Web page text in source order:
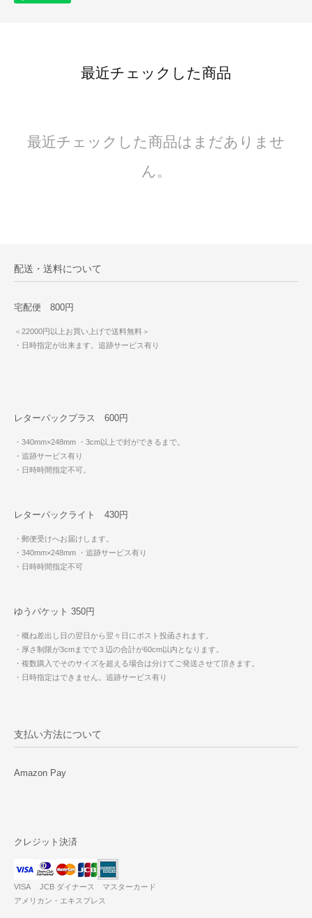
最近チェックした商品
最近チェックした商品はまだありませ
ん。
配送・送料について
宅配便 800円
＜22000円以上お買い上げで送料無料＞
・日時指定が出来ます。追跡サービス有り
レターパックプラス 600円
・340mm×248mm ・3cm以上で封ができるまで。
・追跡サービス有り
・日時時間指定不可。
レターパックライト 430円
・郵便受けへお届けします。
・340mm×248mm ・追跡サービス有り
・日時時間指定不可
ゆうパケット 350円
・概ね差出し日の翌日から翌々日にポスト投函されます。
・厚さ制限が3cmまでで３辺の合計が60cm以内となります。
・複数購入でそのサイズを超える場合は分けてご発送させて頂きます。
・日時指定はできません。追跡サービス有り
支払い方法について
Amazon Pay
クレジット決済
VISA JCB ダイナース マスターカード
アメリカン・エキスプレス